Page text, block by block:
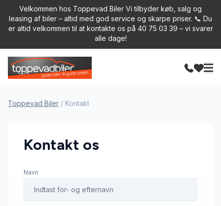
Velkommen hos Toppevad Biler Vi tilbyder køb, salg og
leasing af biler – altid med god service og skarpe priser. 📞 Du
er altid velkommen til at kontakte os på 40 75 03 39 – vi svarer
alle dage!
Toppevad Biler / Kontakt
Kontakt os
Navn